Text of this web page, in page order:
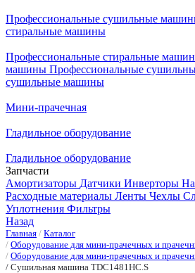
Профессиональные сушильные
стиральные машины
Профессиональные стиральные
машины Профессиональные
сушильные машины
Мини-прачечная
Гладильное оборудование
Гладильное оборудование
Запчасти
Амортизаторы Датчики Инверторы
Расходные материалы Ленты Чехлы
Уплотнения Фильтры
Назад
Главная
Каталог
Оборудование для мини-прачечных и
Оборудование для мини-прачечных и
Сушильная машина TDC1481HC.S